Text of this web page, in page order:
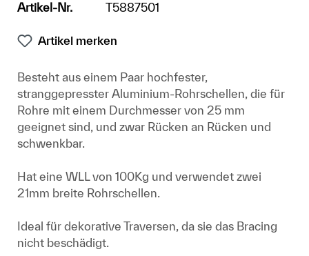
Artikel-Nr.
T5887501
Artikel merken
Besteht aus einem Paar hochfester,
stranggepresster Aluminium-Rohrschellen, die für
Rohre mit einem Durchmesser von 25 mm
geeignet sind, und zwar Rücken an Rücken und
schwenkbar.
Hat eine WLL von 100Kg und verwendet zwei
21mm breite Rohrschellen.
Ideal für dekorative Traversen, da sie das Bracing
nicht beschädigt.